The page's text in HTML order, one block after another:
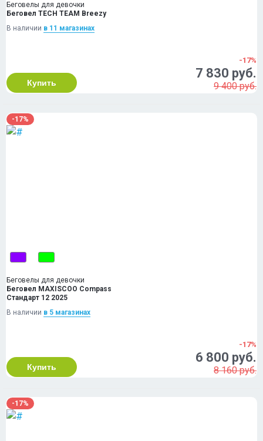
Беговелы для девочки
Беговел TECH TEAM Breezy
В наличии в 11 магазинах
Купить
-17%
7 830 руб.
9 400 руб.
-17%
Беговелы для девочки
Беговел MAXISCOO Compass
Стандарт 12 2025
В наличии в 5 магазинах
Купить
-17%
6 800 руб.
8 160 руб.
-17%